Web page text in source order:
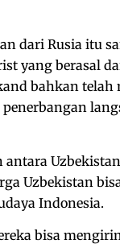
dari Rusia itu
yang berasal
bahkan telah
Uzbekistan
Indonesia.
bisa